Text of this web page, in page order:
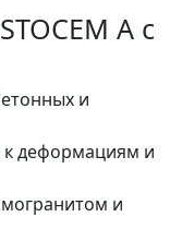
A с
и
к деформациям и
и